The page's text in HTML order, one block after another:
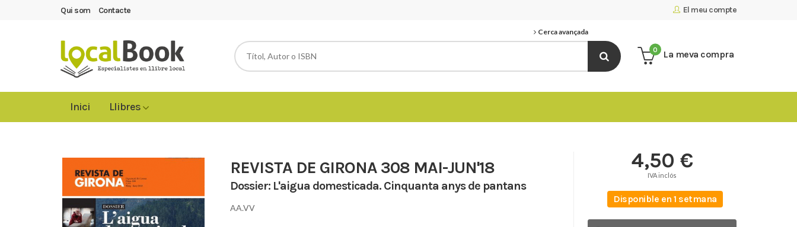
El meu compte
Qui som Contacte
Cerca avançada
La meva compra
0
Inici Llibres
REVISTA DE GIRONA 308 MAI-JUN'18
Dossier: L'aigua domesticada. Cinquanta anys de pantans
AA.VV
4,50 €
IVA inclós
Disponible en 1 setmana